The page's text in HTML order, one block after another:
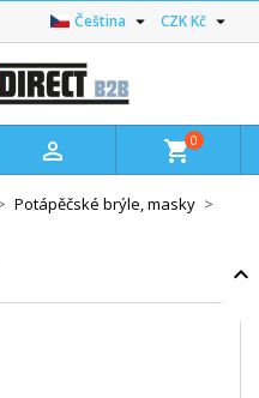
CZK Kč 
Čeština 
 shopping_cart0
Potápěčské brýle, masky